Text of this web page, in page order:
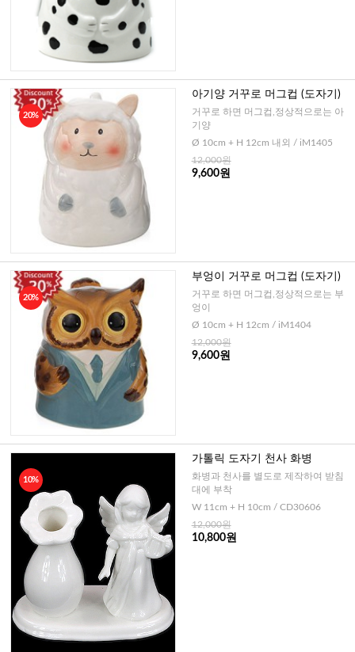
20%
아기양 거꾸로 머그컵 (도자기)
거꾸로 하면 머그컵,정상적으로는 아
기양
Ø 10cm + H 12cm 내외 / iM1405
12,000원
9,600원
20%
부엉이 거꾸로 머그컵 (도자기)
거꾸로 하면 머그컵,정상적으로는 부
엉이
Ø 10cm + H 12cm / iM1404
12,000원
9,600원
10%
가톨릭 도자기 천사 화병
화병과 천사를 별도로 제작하여 받침
대에 부착
W 11cm + H 10cm / CD30606
12,000원
10,800원